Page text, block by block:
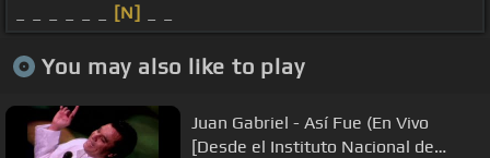
[N]
You may also like to play
Juan Gabriel - Así Fue (En Vivo
[Desde el Instituto Nacional de